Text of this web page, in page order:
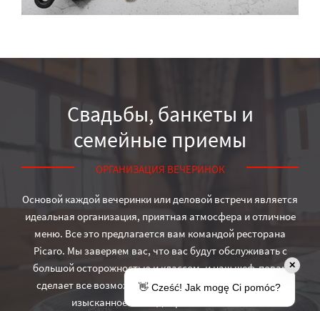
Свадьбы, банкеты и
семейные приемы
ОРГАНИЗАЦИЯ ВЕЧЕРИНОК
Основой каждой вечеринки или деловой встречи является
идеальная организация, приятная атмосфера и отличное
меню. Все это предлагается вам командой ресторана
Picaro. Мы заверяем вас, что вас будут обслуживать с
большой осторожностью и классом, и наш шеф-повар
сделает все возможное, чтобы удовлетворить самое
изысканное нёбо. Добро пожаловать.
✕
👋 Cześć! Jak mogę Ci pomóc?